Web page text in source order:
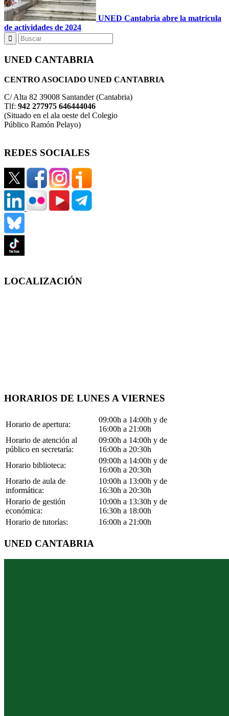
UNED Cantabria abre la matrícula
de actividades de 2024
UNED CANTABRIA
CENTRO ASOCIADO UNED CANTABRIA
C/ Alta 82 39008 Santander (Cantabria)
Tlf: 942 277975 646444046
(Situado en el ala oeste del Colegio
Público Ramón Pelayo)
REDES SOCIALES
LOCALIZACIÓN
HORARIOS DE LUNES A VIERNES
Horario de apertura:
09:00h a 14:00h y de
16:00h a 21:00h
Horario de atención al
público en secretaría:
09:00h a 14:00h y de
16:00h a 20:30h
Horario biblioteca:
09:00h a 14:00h y de
16:00h a 20:30h
Horario de aula de
informática:
10:00h a 13:00h y de
16:30h a 20:30h
Horario de gestión
económica:
10:00h a 13:30h y de
16:30h a 18:00h
Horario de tutorías:
16:00h a 21:00h
UNED CANTABRIA